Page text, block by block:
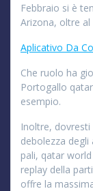
Febbraio si è
Arizona, oltre al
Aplicativo Da
Che ruolo ha
Portogallo
esempio.
Inoltre,
debolezza
pali, qatar
replay della
offre la